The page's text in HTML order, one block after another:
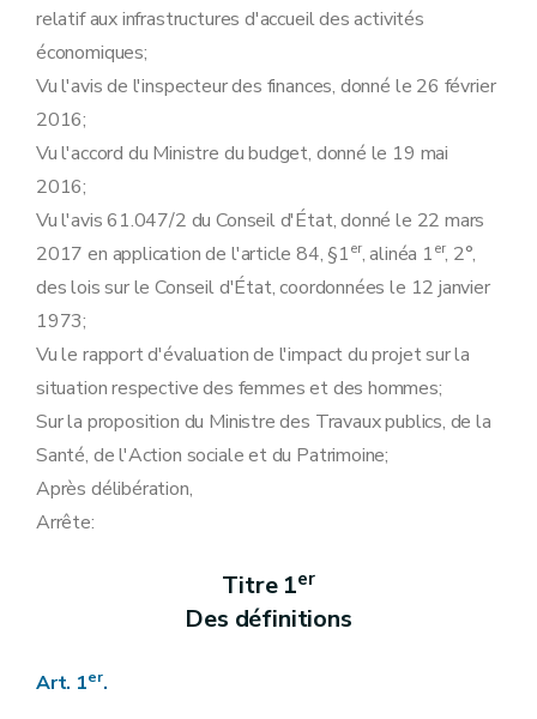
Art. 19
Section 3
Art. 20
Chapitre III De la demande unique de périmètre de reconnaissance et d'expropriation
Art. 22
Art. 23
Chapitre IV
Section 1
Procédure
Art. 24
Section 2 Effets
Art. 25
Art. 26
Titre 4
Chapitre I
Dispositions générales
Art. 27
Art. 28
Art. 29
Art. 30
Art. 31
Chapitre II Procédure d'octroi de subside
Procédure de liquidation, base de calcul et taux de subside
re
Dispositions générales
Section 2
relatif aux infrastructures d'accueil des activités
économiques;
Vu l'avis de l'inspecteur des finances, donné le 26 février
2016;
Vu l'accord du Ministre du budget, donné le 19 mai
2016;
Vu l'avis 61.047/2 du Conseil d'État, donné le 22 mars
2017 en application de l'article 84, §1er, alinéa 1er, 2°,
des lois sur le Conseil d'État, coordonnées le 12 janvier
1973;
Vu le rapport d'évaluation de l'impact du projet sur la
situation respective des femmes et des hommes;
Sur la proposition du Ministre des Travaux publics, de la
Santé, de l'Action sociale et du Patrimoine;
Après délibération,
Arrête:
Titre 1er
Des définitions
Art. 1er.